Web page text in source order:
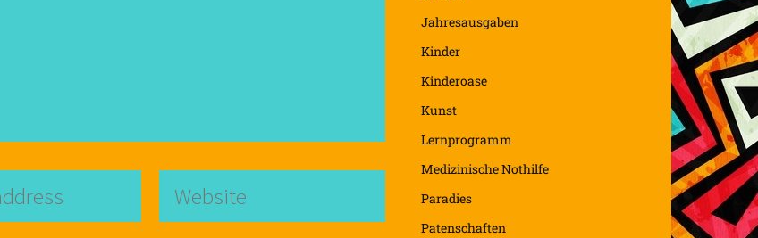
Jahresausgaben
Kinder
Kinderoase
Kunst
Lernprogramm
Medizinische Nothilfe
Paradies
Patenschaften